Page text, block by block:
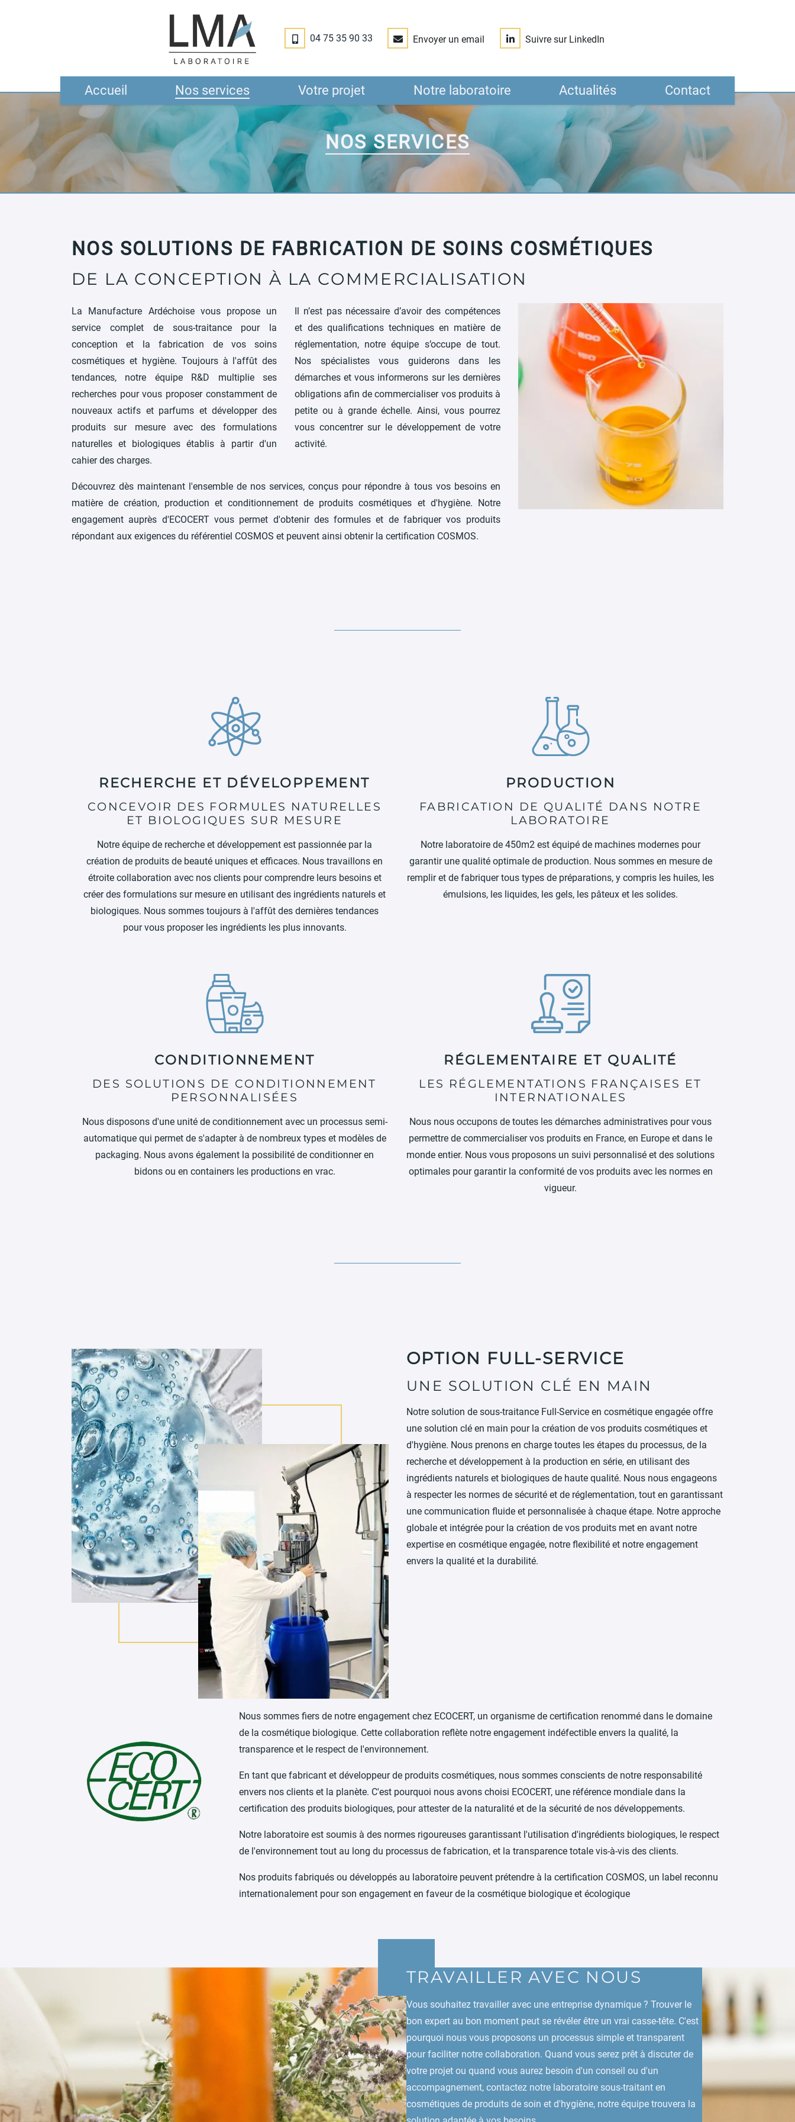
04 75 35 90 33 Envoyer un email Suivre sur LinkedIn
Accueil Nos services Votre projet Notre laboratoire Actualités Contact
NOS SERVICES
CRÉONS ENSEMBLE DES
COSMÉTIQUES ENGAGÉS
NOS SOLUTIONS DE FABRICATION DE SOINS COSMÉTIQUES
DE LA CONCEPTION À LA COMMERCIALISATION
La Manufacture Ardéchoise vous propose un
service complet de sous-traitance pour la
conception et la fabrication de vos soins
cosmétiques et hygiène. Toujours à l'affût des
tendances, notre équipe R&D multiplie ses
recherches pour vous proposer constamment de
nouveaux actifs et parfums et développer des
produits sur mesure avec des formulations
naturelles et biologiques établis à partir d'un
cahier des charges.
Il n’est pas nécessaire d’avoir des compétences
et des qualifications techniques en matière de
réglementation, notre équipe s’occupe de tout.
Nos spécialistes vous guiderons dans les
démarches et vous informerons sur les dernières
obligations afin de commercialiser vos produits à
petite ou à grande échelle. Ainsi, vous pourrez
vous concentrer sur le développement de votre
activité.
Découvrez dès maintenant l'ensemble de nos services, conçus pour répondre à tous vos besoins en
matière de création, production et conditionnement de produits cosmétiques et d'hygiène. Notre
engagement auprès d'ECOCERT vous permet d'obtenir des formules et de fabriquer vos produits
répondant aux exigences du référentiel COSMOS et peuvent ainsi obtenir la certification COSMOS.
RECHERCHE ET DÉVELOPPEMENT
CONCEVOIR DES FORMULES NATURELLES
ET BIOLOGIQUES SUR MESURE
Notre équipe de recherche et développement est passionnée par la
création de produits de beauté uniques et efficaces. Nous travaillons en
étroite collaboration avec nos clients pour comprendre leurs besoins et
créer des formulations sur mesure en utilisant des ingrédients naturels et
biologiques. Nous sommes toujours à l'affût des dernières tendances
pour vous proposer les ingrédients les plus innovants.
PRODUCTION
FABRICATION DE QUALITÉ DANS NOTRE
LABORATOIRE
Notre laboratoire de 450m2 est équipé de machines modernes pour
garantir une qualité optimale de production. Nous sommes en mesure de
remplir et de fabriquer tous types de préparations, y compris les huiles, les
émulsions, les liquides, les gels, les pâteux et les solides.
CONDITIONNEMENT
DES SOLUTIONS DE CONDITIONNEMENT
PERSONNALISÉES
Nous disposons d'une unité de conditionnement avec un processus semi-
automatique qui permet de s'adapter à de nombreux types et modèles de
packaging. Nous avons également la possibilité de conditionner en
bidons ou en containers les productions en vrac.
RÉGLEMENTAIRE ET QUALITÉ
LES RÉGLEMENTATIONS FRANÇAISES ET
INTERNATIONALES
Nous nous occupons de toutes les démarches administratives pour vous
permettre de commercialiser vos produits en France, en Europe et dans le
monde entier. Nous vous proposons un suivi personnalisé et des solutions
optimales pour garantir la conformité de vos produits avec les normes en
vigueur.
OPTION FULL-SERVICE
UNE SOLUTION CLÉ EN MAIN
Notre solution de sous-traitance Full-Service en cosmétique engagée offre
une solution clé en main pour la création de vos produits cosmétiques et
d'hygiène. Nous prenons en charge toutes les étapes du processus, de la
recherche et développement à la production en série, en utilisant des
ingrédients naturels et biologiques de haute qualité. Nous nous engageons
à respecter les normes de sécurité et de réglementation, tout en garantissant
une communication fluide et personnalisée à chaque étape. Notre approche
globale et intégrée pour la création de vos produits met en avant notre
expertise en cosmétique engagée, notre flexibilité et notre engagement
envers la qualité et la durabilité.
Nous sommes fiers de notre engagement chez ECOCERT, un organisme de certification renommé dans le domaine
de la cosmétique biologique. Cette collaboration reflète notre engagement indéfectible envers la qualité, la
transparence et le respect de l'environnement.
En tant que fabricant et développeur de produits cosmétiques, nous sommes conscients de notre responsabilité
envers nos clients et la planète. C'est pourquoi nous avons choisi ECOCERT, une référence mondiale dans la
certification des produits biologiques, pour attester de la naturalité et de la sécurité de nos développements.
Notre laboratoire est soumis à des normes rigoureuses garantissant l'utilisation d'ingrédients biologiques, le respect
de l'environnement tout au long du processus de fabrication, et la transparence totale vis-à-vis des clients.
Nos produits fabriqués ou développés au laboratoire peuvent prétendre à la certification COSMOS, un label reconnu
internationalement pour son engagement en faveur de la cosmétique biologique et écologique
TRAVAILLER AVEC NOUS
Vous souhaitez travailler avec une entreprise dynamique ? Trouver le
bon expert au bon moment peut se révéler être un vrai casse-tête. C'est
pourquoi nous vous proposons un processus simple et transparent
pour faciliter notre collaboration. Quand vous serez prêt à discuter de
votre projet ou quand vous aurez besoin d'un conseil ou d'un
accompagnement, contactez notre laboratoire sous-traitant en
cosmétiques de produits de soin et d'hygiène, notre équipe trouvera la